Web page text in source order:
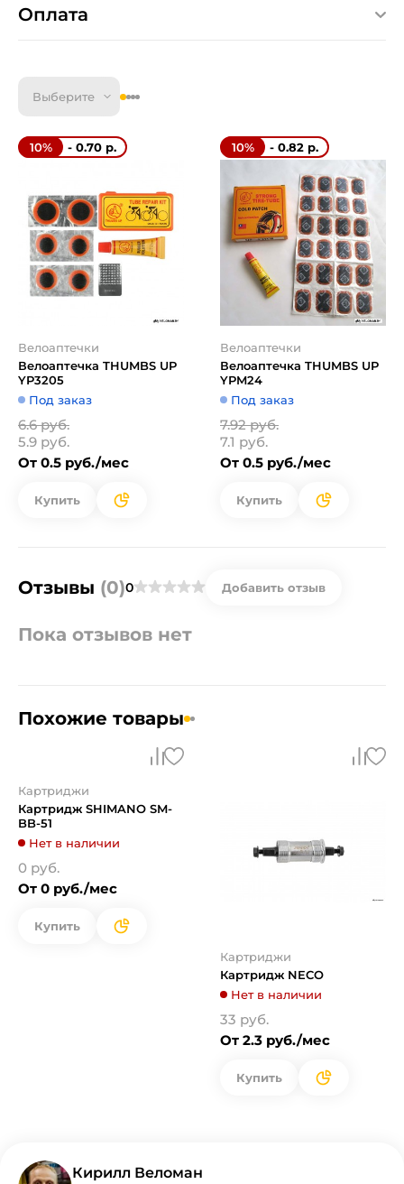
Оплата
Выберите
10% - 0.70 р.
Велоаптечки
Велоаптечка THUMBS UP
YP3205
Под заказ
6.6 руб.
5.9 руб.
От 0.5 руб./мес
Купить
10% - 0.82 р.
Велоаптечки
Велоаптечка THUMBS UP
YPM24
Под заказ
7.92 руб.
7.1 руб.
От 0.5 руб./мес
Купить
Отзывы (0)0 Добавить отзыв
Пока отзывов нет
Похожие товары
Картриджи
Картридж SHIMANO SM-
BB-51
Нет в наличии
0 руб.
От 0 руб./мес
Купить
Картриджи
Картридж NECO
Нет в наличии
33 руб.
От 2.3 руб./мес
Купить
Кирилл Веломан